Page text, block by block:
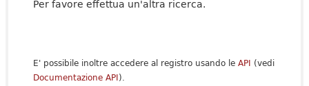
Per favore effettua un'altra ricerca.
E' possibile inoltre accedere al registro usando le API (vedi
Documentazione API).